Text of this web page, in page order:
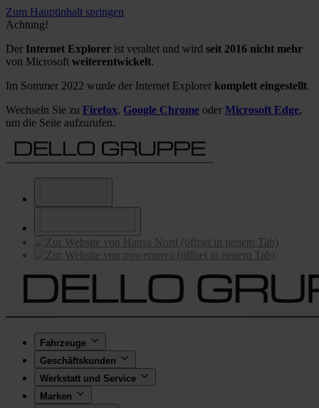
Zum Hauptinhalt springen
Achtung!
Der Internet Explorer ist veraltet und wird seit 2016 nicht mehr
von Microsoft weiterentwickelt.
Im Sommer 2022 wurde der Internet Explorer komplett eingestellt.
Wechseln Sie zu Firefox, Google Chrome oder Microsoft Edge,
um die Seite aufzurufen.
Fahrzeuge
Geschäftskunden
Werkstatt und Service
Marken